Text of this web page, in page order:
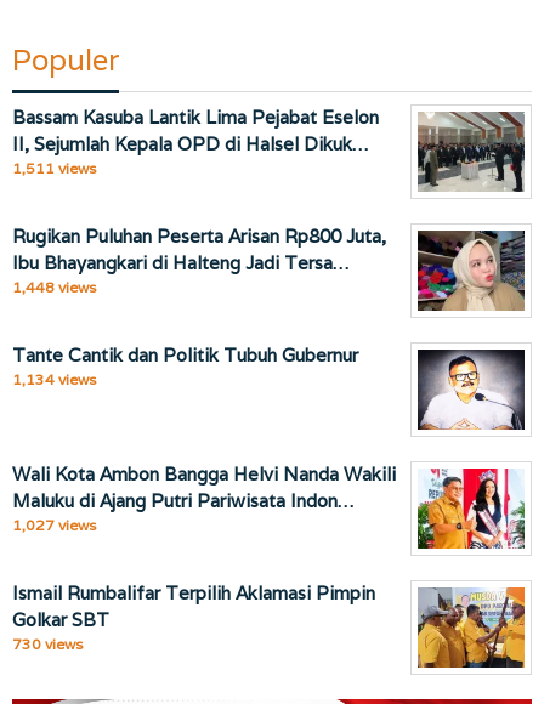
Populer
Bassam Kasuba Lantik Lima Pejabat Eselon
II, Sejumlah Kepala OPD di Halsel Dikuk…
1,511 views
Rugikan Puluhan Peserta Arisan Rp800 Juta,
Ibu Bhayangkari di Halteng Jadi Tersa…
1,448 views
Tante Cantik dan Politik Tubuh Gubernur
1,134 views
Wali Kota Ambon Bangga Helvi Nanda Wakili
Maluku di Ajang Putri Pariwisata Indon…
1,027 views
Ismail Rumbalifar Terpilih Aklamasi Pimpin
Golkar SBT
730 views